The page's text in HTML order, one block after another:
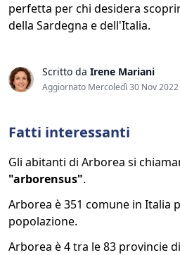
perfetta per chi desidera
della Sardegna e dell'Italia.
Scritto da Irene Mariani
Aggiornato Mercoledì 30 Nov 2022
Fatti interessanti
Gli abitanti di Arborea si
"arborensus".
Arborea è 351 comune in Italia
popolazione.
Arborea è 4 tra le 83 provincie